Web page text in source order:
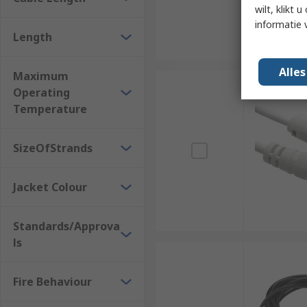
Length
Maximum
Operating
Temperature
SizeOfStrands
Jacket Colour
Standards/Approva
ls
Fire Behaviour
wilt, klikt u
informatie